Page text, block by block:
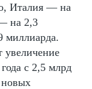
Италия — на
на 2,3
миллиарда.
увеличение
с 2,5 млрд